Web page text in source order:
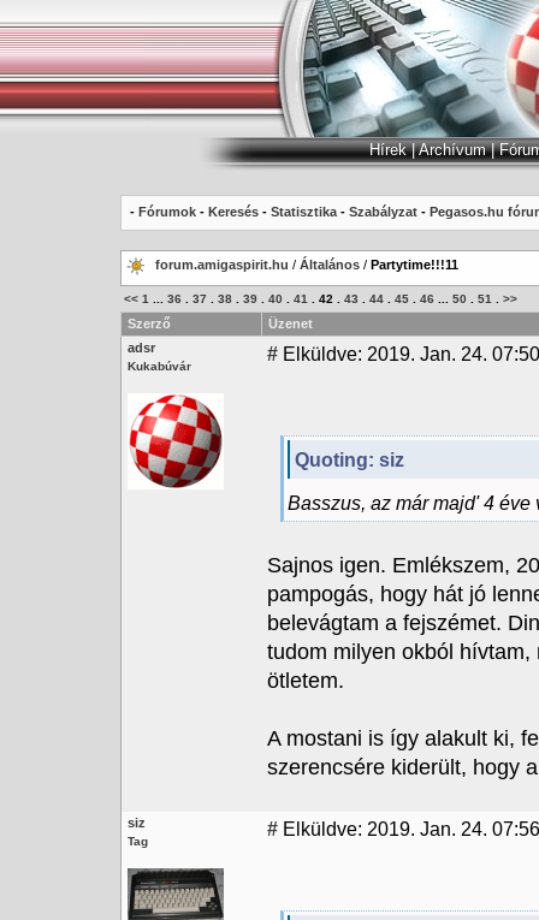
Hírek|Archívum|
- Fórumok - Keresés - Statisztika - Szabályzat - Pegasos.hu
forum.amigaspirit.hu / Általános / Partytime!!!11
<< 1 36 37 38 39 40 41 42 43 44 45 46 50 51 >>
Szerző
Üzenet
adsr
Kukabúvár
# Elküldve: 2019. Jan. 24. 07:50
Quoting: siz
Basszus, az már majd' 4 éve
Sajnos igen. Emlékszem,
pampogás, hogy hát jó
belevágtam a fejszémet.
tudom milyen okból
ötletem.
A mostani is így alakult ki,
szerencsére kiderült, hogy
siz
Tag
# Elküldve: 2019. Jan. 24. 07:56